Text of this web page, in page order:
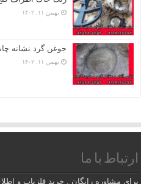
بهمن ۱۱, ۱۴۰۲
جوغن گرد نشانه
بهمن ۱۱, ۱۴۰۲
ارتباط با ما
برای مشاوره رایگان , خرید فلزیاب و